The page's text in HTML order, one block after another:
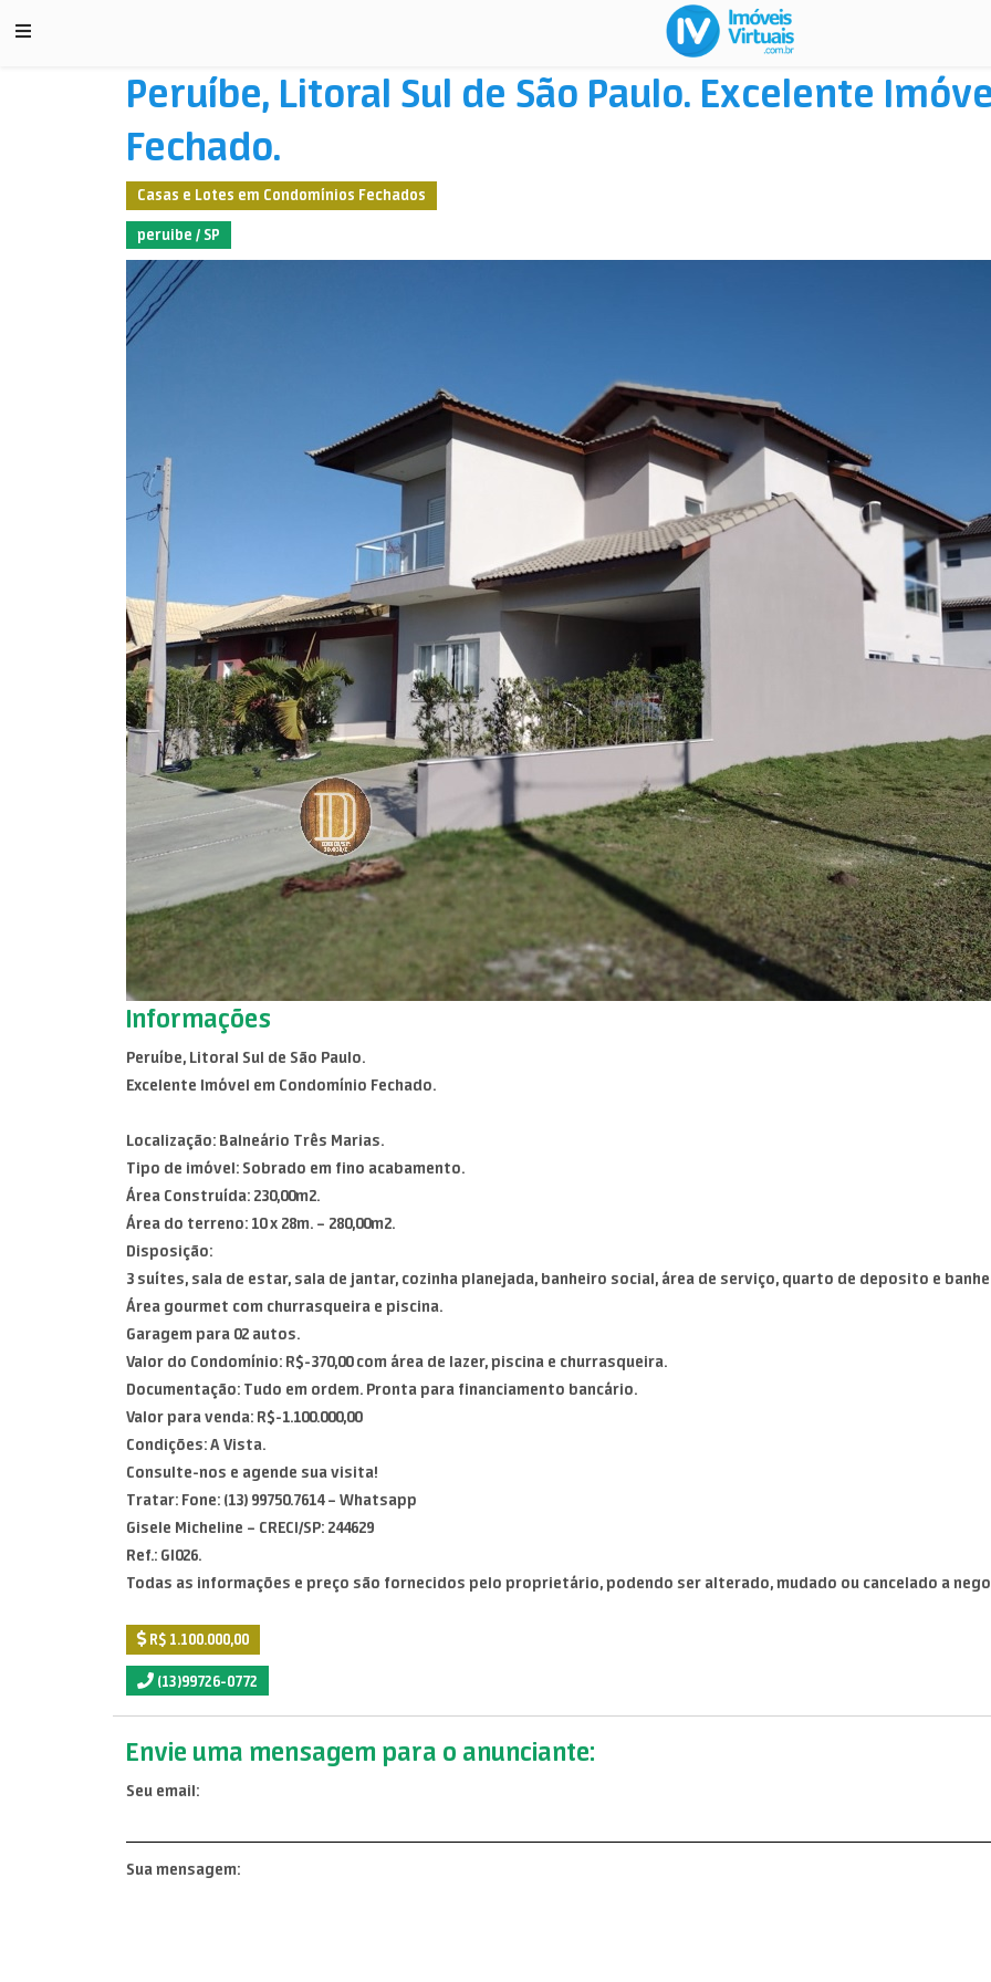
Peruíbe, Litoral Sul de São Paulo. Excelente
Fechado.
Casas e Lotes em Condomínios Fechados
peruibe / SP
Informações
Peruíbe, Litoral Sul de São Paulo.
Excelente Imóvel em Condomínio Fechado.
Localização: Balneário Três Marias.
Tipo de imóvel: Sobrado em fino acabamento.
Área Construída: 230,00m2.
Área do terreno: 10 x 28m. – 280,00m2.
Disposição:
3 suítes, sala de estar, sala de jantar, cozinha planejada, banheiro social, área de serviço, quarto de deposito e
Área gourmet com churrasqueira e piscina.
Garagem para 02 autos.
Valor do Condomínio: R$-370,00 com área de lazer, piscina e churrasqueira.
Documentação: Tudo em ordem. Pronta para financiamento bancário.
Valor para venda: R$-1.100.000,00
Condições: A Vista.
Consulte-nos e agende sua visita!
Tratar: Fone: (13) 99750.7614 – Whatsapp
Gisele Micheline – CRECI/SP: 244629
Ref.: GI026.
Todas as informações e preço são fornecidos pelo proprietário, podendo ser alterado, mudado ou cancelado a
R$ 1.100.000,00
(13)99726-0772
Envie uma mensagem para o anunciante:
Seu email:
Sua mensagem: